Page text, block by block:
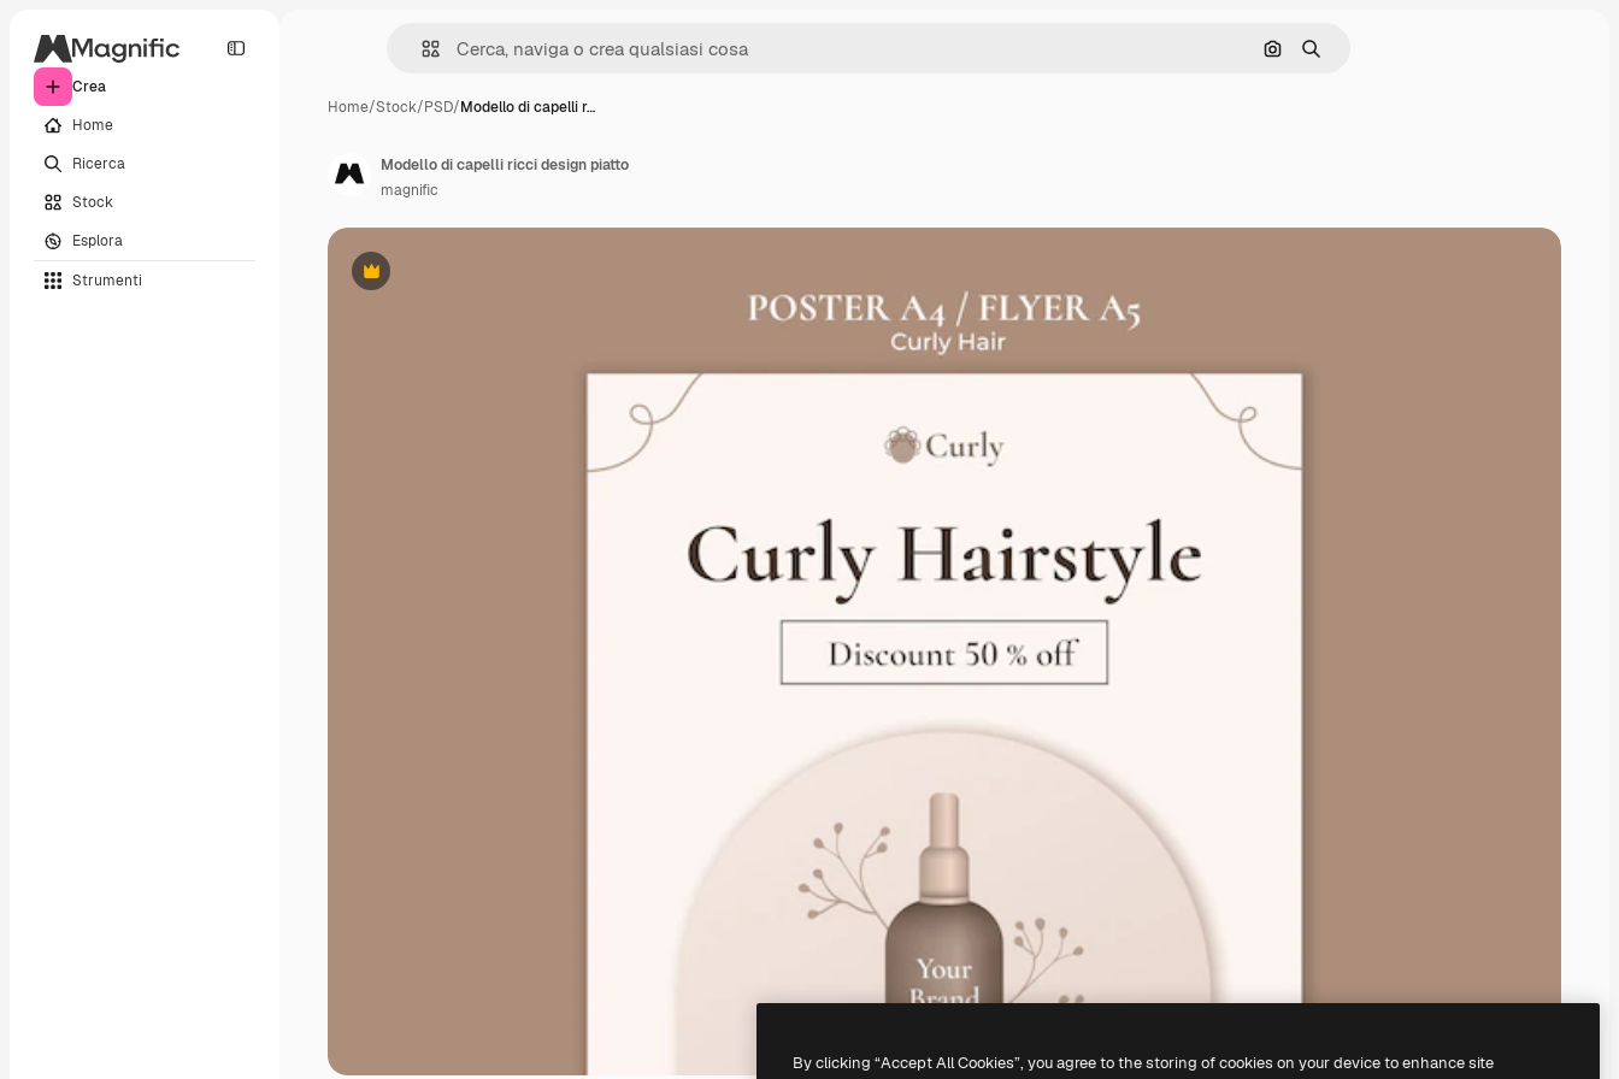
Crea
Home
Ricerca
Stock
Esplora
Strumenti
Cerca per immagine
Ricerca
Home/Stock/PSD/Modello di capelli r…
Premium
Modello di capelli ricci design piatto
magnific
By clicking “Accept All Cookies”, you agree to the storing of cookies on your device to enhance site